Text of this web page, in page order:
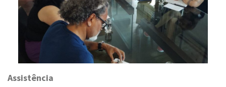
Assistência